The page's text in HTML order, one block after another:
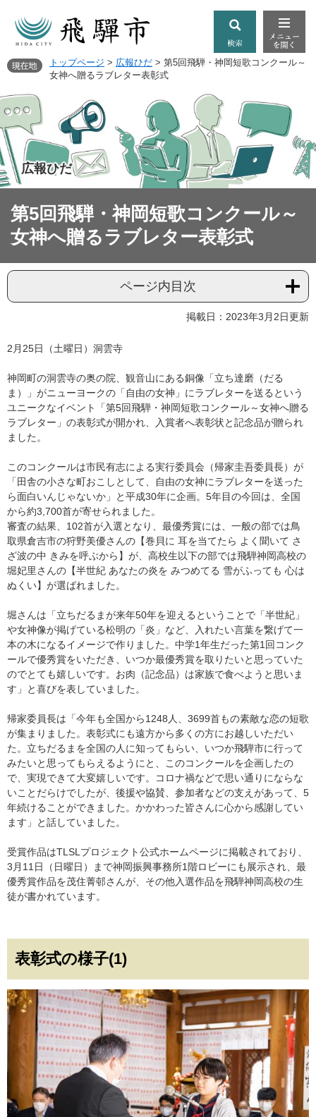
トップページ > 広報ひだ > 第5回飛騨・神岡短歌コンクール～
女神へ贈るラブレター表彰式
広報ひだ
第5回飛騨・神岡短歌コンクール～
女神へ贈るラブレター表彰式
ページ内目次
掲載日：2023年3月2日更新
2月25日（土曜日）洞雲寺
神岡町の洞雲寺の奥の院、観音山にある銅像「立ち達磨（だる
ま）」がニューヨークの「自由の女神」にラブレターを送るという
ユニークなイベント「第5回飛騨・神岡短歌コンクール～女神へ贈る
ラブレター」の表彰式が開かれ、入賞者へ表彰状と記念品が贈られ
ました。
このコンクールは市民有志による実行委員会（帰家圭吾委員長）が
「田舎の小さな町おこしとして、自由の女神にラブレターを送った
ら面白いんじゃないか」と平成30年に企画。5年目の今回は、全国
から約3,700首が寄せられました。
審査の結果、102首が入選となり、最優秀賞には、一般の部では鳥
取県倉吉市の狩野美優さんの【巻貝に 耳を当てたら よく聞いて さ
ざ波の中 きみを呼ぶから】が、高校生以下の部では飛騨神岡高校の
堀妃里さんの【半世紀 あなたの炎を みつめてる 雪がふっても 心は
ぬくい】が選ばれました。
堀さんは「立ちだるまが来年50年を迎えるということで「半世紀」
や女神像が掲げている松明の「炎」など、入れたい言葉を繋げて一
本の木になるイメージで作りました。中学1年生だった第1回コンク
ールで優秀賞をいただき、いつか最優秀賞を取りたいと思っていた
のでとても嬉しいです。お肉（記念品）は家族で食べようと思いま
す」と喜びを表していました。
帰家委員長は「今年も全国から1248人、3699首もの素敵な恋の短歌
が集まりました。表彰式にも遠方から多くの方にお越しいただい
た。立ちだるまを全国の人に知ってもらい、いつか飛騨市に行って
みたいと思ってもらえるようにと、このコンクールを企画したの
で、実現できて大変嬉しいです。コロナ禍などで思い通りにならな
いことだらけでしたが、後援や協賛、参加者などの支えがあって、5
年続けることができました。かかわった皆さんに心から感謝してい
ます」と話していました。
受賞作品はTLSLプロジェクト公式ホームページに掲載されており、
3月11日（日曜日）まで神岡振興事務所1階ロビーにも展示され、最
優秀賞作品を茂住菁邨さんが、その他入選作品を飛騨神岡高校の生
徒が書かれています。
表彰式の様子(1)